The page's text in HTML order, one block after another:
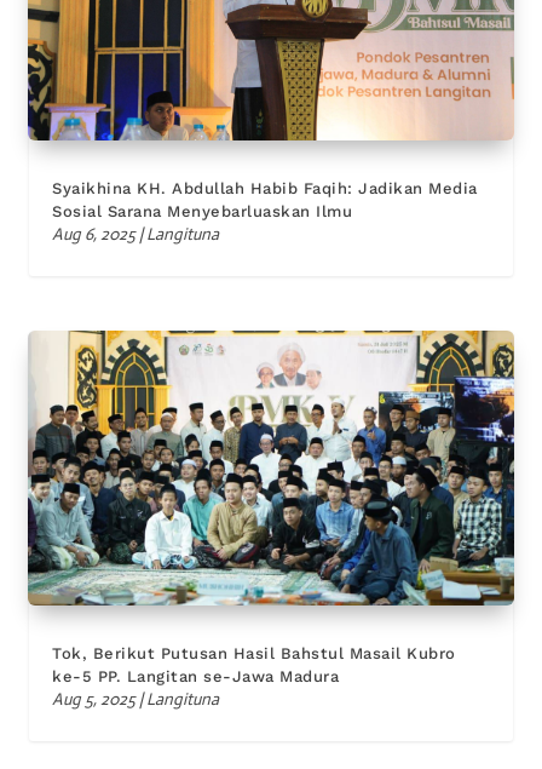
Syaikhina KH. Abdullah Habib Faqih: Jadikan Media
Sosial Sarana Menyebarluaskan Ilmu
Aug 6, 2025|Langituna
Tok, Berikut Putusan Hasil Bahstul Masail Kubro
ke-5 PP. Langitan se-Jawa Madura
Aug 5, 2025|Langituna